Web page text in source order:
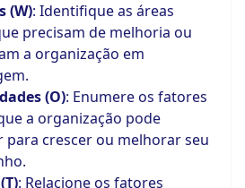
(W): Identifique as áreas
precisam de melhoria ou
a organização em
(O): Enumere os fatores
a organização pode
para crescer ou melhorar seu
: Relacione os fatores